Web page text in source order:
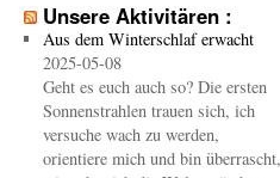
Unsere Aktivitären :
Aus dem Winterschlaf erwacht
2025-05-08
Geht es euch auch so? Die ersten
Sonnenstrahlen trauen sich, ich
versuche wach zu werden,
orientiere mich und bin überrascht,